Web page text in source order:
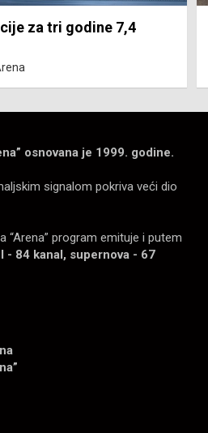
za tri godine 7,4
osnovana je 1999. godine.
signalom pokriva veći dio
“Arena” program emituje i putem
- 84 kanal, supernova - 67